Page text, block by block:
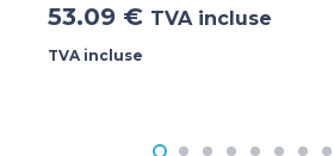
53.09 € TVA incluse
TVA incluse